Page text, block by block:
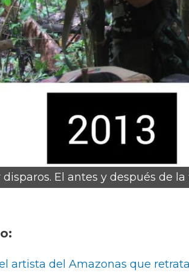
El antes y después de
artista del Amazonas que